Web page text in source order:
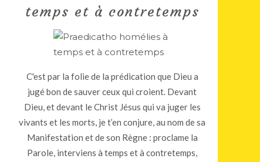
temps et à contretemps
C'est par la folie de la prédication que Dieu a
jugé bon de sauver ceux qui croient. Devant
Dieu, et devant le Christ Jésus qui va juger les
vivants et les morts, je t’en conjure, au nom de sa
Manifestation et de son Règne : proclame la
Parole, interviens à temps et à contretemps,